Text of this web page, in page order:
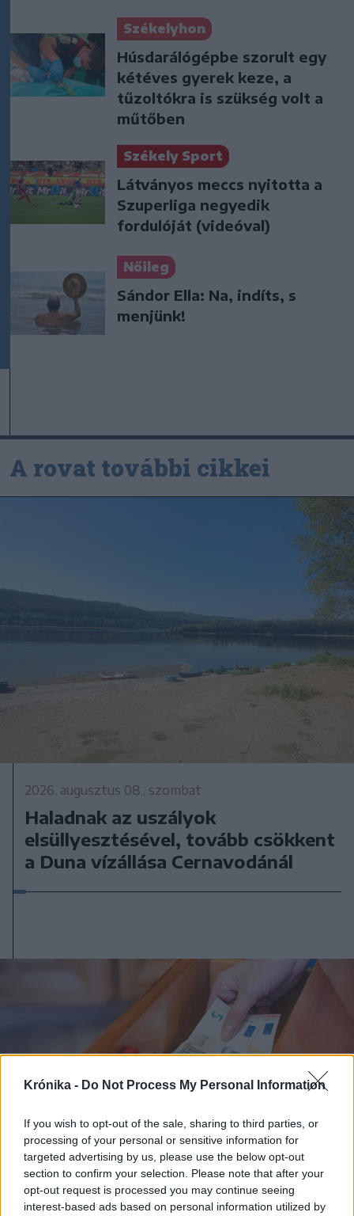
Krónika - Do Not Process My Personal Information
If you wish to opt-out of the sale, sharing to third parties, or
processing of your personal or sensitive information for
targeted advertising by us, please use the below opt-out
section to confirm your selection. Please note that after your
opt-out request is processed you may continue seeing
interest-based ads based on personal information utilized by
Székelyhon
Húsdarálógépbe szorult egy
kétéves gyerek keze, a
tűzoltókra is szükség volt a
műtőben
Székely Sport
Látványos meccs nyitotta a
Szuperliga negyedik
fordulóját (videóval)
Nőileg
Sándor Ella: Na, indíts, s
menjünk!
A rovat további cikkei
2026. augusztus 08., szombat
Haladnak az uszályok
elsüllyesztésével, tovább csökkent
a Duna vízállása Cernavodánál